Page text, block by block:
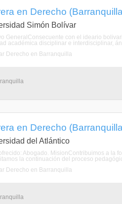
en Derecho
Simón Bolívar
GeneralConsecuente con el ideario
académica disciplinar e interdisciplinar,
Derecho en Barranquilla
en Derecho
del Atlántico
Abogado. MisionContribuimos a la
la continuación del proceso
Derecho en Barranquilla